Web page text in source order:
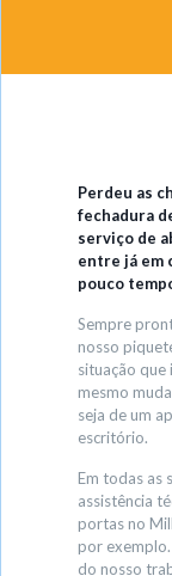
Perdeu as
fechadura
serviço de
entre já em
pouco
Sempre
nosso
situação
mesmo
seja de um
escritório.
Em todas as
assistência
portas no
por
do nosso